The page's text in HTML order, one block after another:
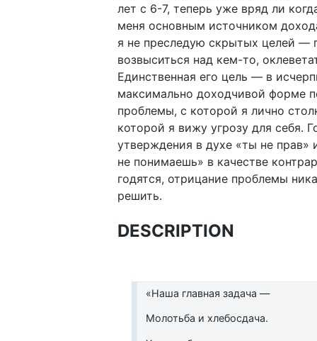
лет с 6-7, теперь уже вряд ли
меня основным источником
я не преследую скрытых целей —
возвыситься над кем-то,
Единственная его цель — в
максимально доходчивой форме
проблемы, с которой я лично
которой я вижу угрозу для себя.
утверждения в духе «ты не прав»
не понимаешь» в качестве
годятся, отрицание проблемы
решить.
DESCRIPTION
«Наша главная задача —
Молотьба и хлебосдача.